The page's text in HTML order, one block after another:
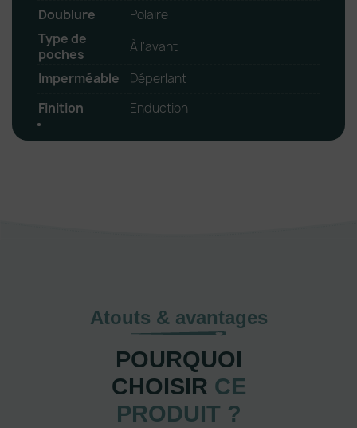
Doublure
Polaire
Type de
poches
À l'avant
Imperméable
Déperlant
Finition
Enduction
Atouts & avantages
POURQUOI
CHOISIR CE
PRODUIT ?